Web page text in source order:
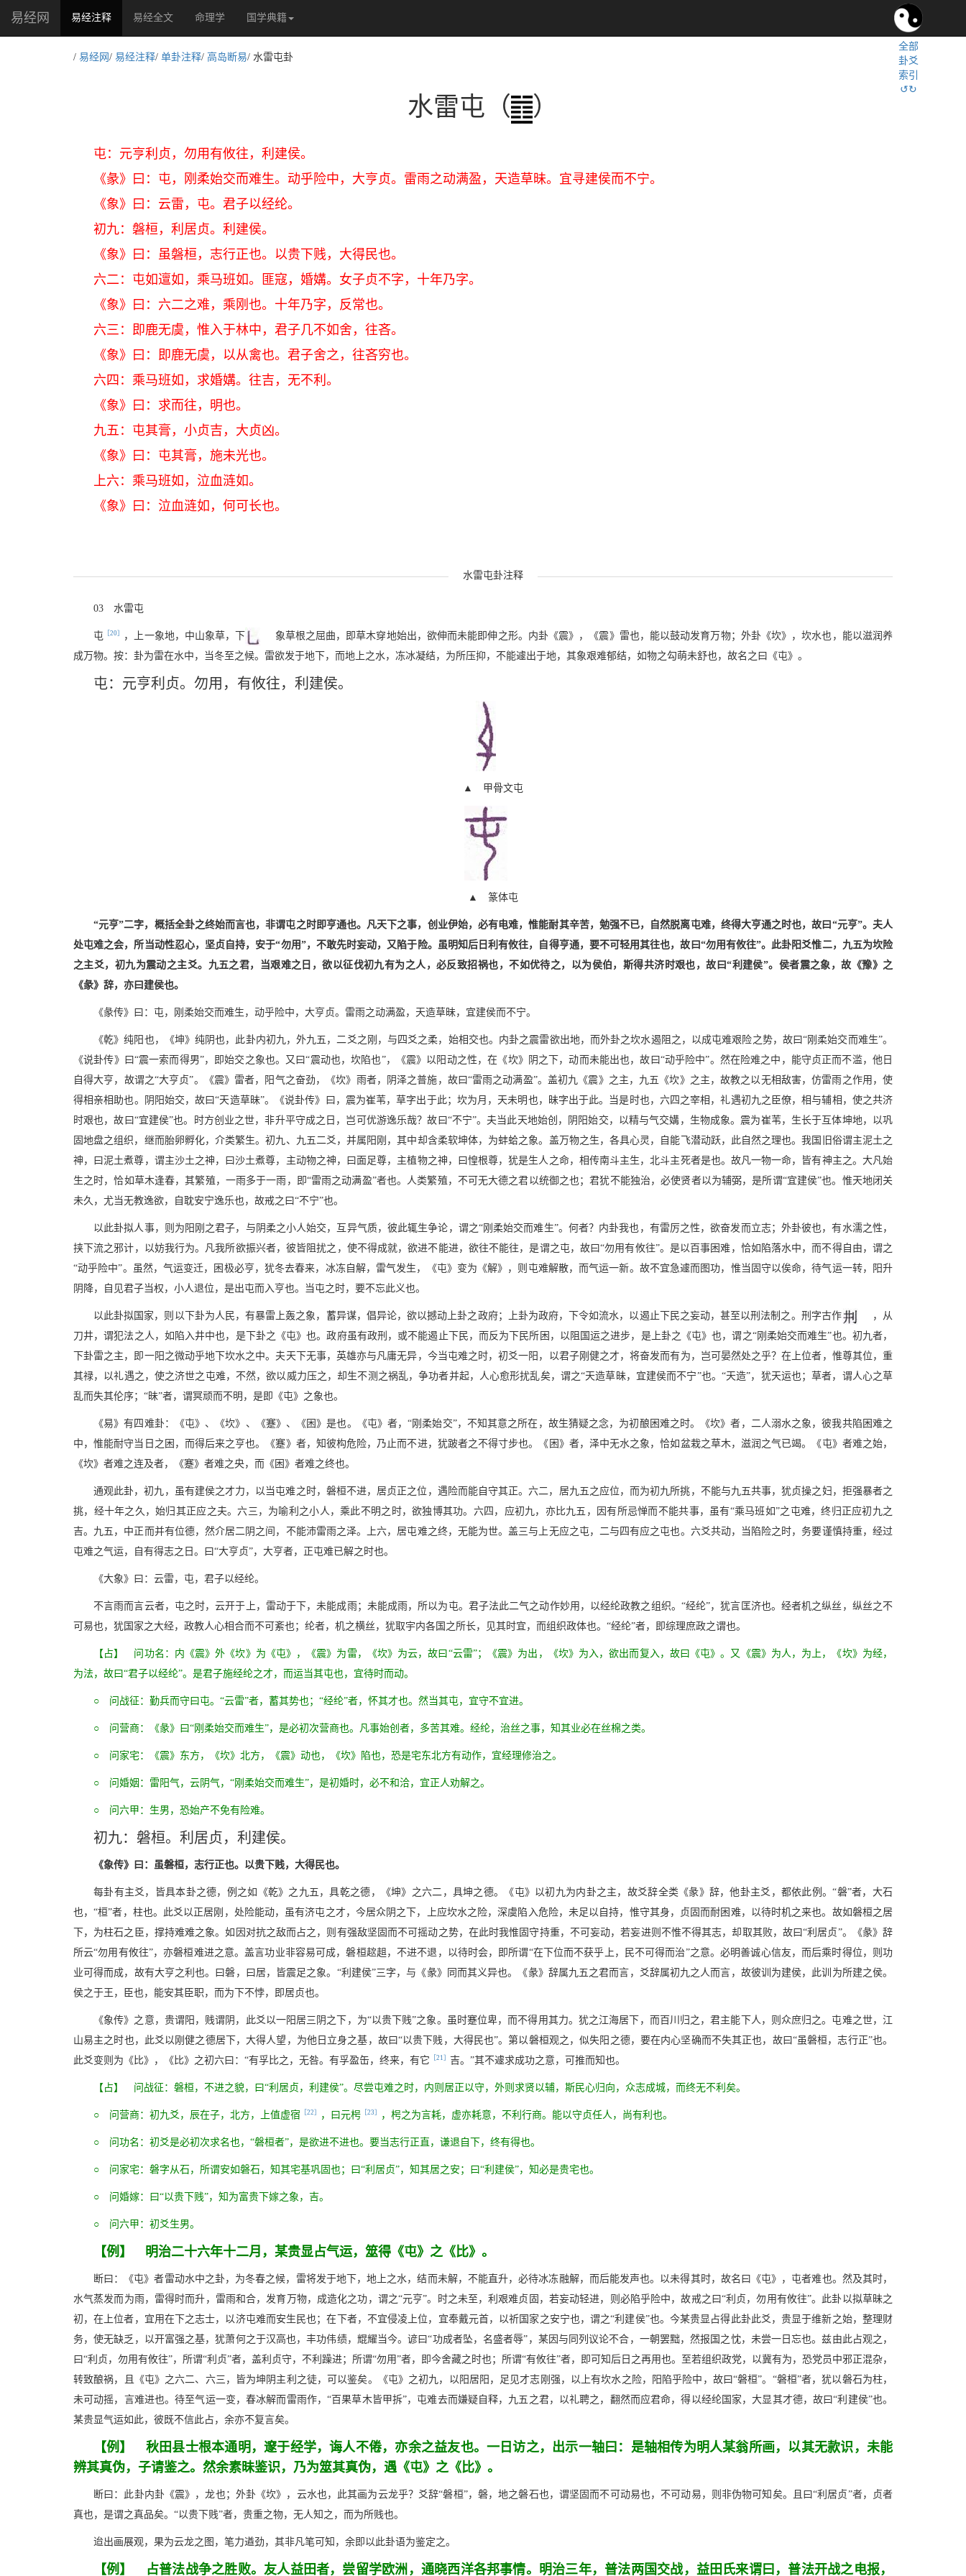
易经网 易经注释(current)易经全文 命理学 国学典籍
全部
卦爻
索引
↺↻
/ 易经网 / 易经注释/ 单卦注释/ 高岛断易/ 水雷屯卦
水雷屯（ ）
屯：元亨利贞，勿用有攸往，利建侯。
《彖》曰：屯，刚柔始交而难生。动乎险中，大亨贞。雷雨之动满盈，天造草昧。宜寻建侯而不宁。
《象》曰：云雷，屯。君子以经纶。
初九：磐桓，利居贞。利建侯。
《象》曰：虽磐桓，志行正也。以贵下贱，大得民也。
六二：屯如邅如，乘马班如。匪寇，婚媾。女子贞不字，十年乃字。
《象》曰：六二之难，乘刚也。十年乃字，反常也。
六三：即鹿无虞，惟入于林中，君子几不如舍，往吝。
《象》曰：即鹿无虞，以从禽也。君子舍之，往吝穷也。
六四：乘马班如，求婚媾。往吉，无不利。
《象》曰：求而往，明也。
九五：屯其膏，小贞吉，大贞凶。
《象》曰：屯其膏，施未光也。
上六：乘马班如，泣血涟如。
《象》曰：泣血涟如，何可长也。
水雷屯卦注释
03 水雷屯
屯 ［20］ ，上一象地，中山象草，下
象草根之屈曲，即草木穿地始出，欲伸而未能即伸之形。内卦《震》，《震》雷也，能以鼓动发育万物；外卦《坎》，坎水也，能以滋润养
成万物。按：卦为雷在水中，当冬至之候。雷欲发于地下，而地上之水，冻冰凝结，为所压抑，不能遽出于地，其象艰难郁结，如物之勾萌未舒也，故名之曰《屯》。
屯：元亨利贞。勿用，有攸往，利建侯。
▲ 甲骨文屯
▲ 篆体屯
“元亨”二字，概括全卦之终始而言也，非谓屯之时即亨通也。凡天下之事，创业伊始，必有电难，惟能耐其辛苦，勉强不已，自然脱离屯难，终得大亨通之时也，故曰“元亨”。夫人
处屯难之会，所当动性忍心，坚贞自持，安于“勿用”，不敢先时妄动，又陷于险。虽明知后日利有攸往，自得亨通，要不可轻用其往也，故曰“勿用有攸往”。此卦阳爻惟二，九五为坎险
之主爻，初九为震动之主爻。九五之君，当艰难之日，欲以征伐初九有为之人，必反致招祸也，不如优待之，以为侯伯，斯得共济时艰也，故曰“利建侯”。侯者震之象，故《豫》之
《彖》辞，亦曰建侯也。
《彖传》曰：屯，刚柔始交而难生，动乎险中，大亨贞。雷雨之动满盈，天造草昧，宜建侯而不宁。
《乾》纯阳也，《坤》纯阴也，此卦内初九，外九五，二爻之刚，与四爻之柔，始相交也。内卦之震雷欲出地，而外卦之坎水遏阻之，以成屯难艰险之势，故曰“刚柔始交而难生”。
《说卦传》曰“震一索而得男”，即始交之象也。又曰“震动也，坎陷也”，《震》以阳动之性，在《坎》阴之下，动而未能出也，故曰“动乎险中”。然在险难之中，能守贞正而不滥，他日
自得大亨，故谓之“大亨贞”。《震》雷者，阳气之奋劲，《坎》雨者，阴泽之普施，故曰“雷雨之动满盈”。盖初九《震》之主，九五《坎》之主，故教之以无相敌害，仿雷雨之作用，使
得相亲相助也。阴阳始交，故曰“天造草昧”。《说卦传》曰，震为崔苇，草字出于此；坎为月，天未明也，昧字出于此。当是时也，六四之宰相，礼遇初九之臣僚，相与辅相，使之共济
时艰也，故曰“宜建侯”也。时方创业之世，非升平守成之日，岂可优游逸乐哉？故曰“不宁”。夫当此天地始创，阴阳始交，以精与气交媾，生物成象。震为崔苇，生长于互体坤地，以巩
固地盘之组织，继而胎卵孵化，介类繁生。初九、九五二爻，并属阳刚，其中却含柔软坤体，为蚌蛤之象。盖万物之生，各具心灵，自能飞潜动跃，此自然之理也。我国旧俗谓主泥土之
神，曰泥土煮尊，谓主沙土之神，曰沙土煮尊，主动物之神，曰面足尊，主植物之神，曰惶根尊，犹是生人之命，相传南斗主生，北斗主死者是也。故凡一物一命，皆有神主之。大凡始
生之时，恰如草木逢春，其繁殖，一雨多于一雨，即“雷雨之动满盈”者也。人类繁殖，不可无大德之君以统御之也；君犹不能独治，必使贤者以为辅弼，是所谓“宜建侯”也。惟天地闭关
未久，尤当无教逸欲，自耽安宁逸乐也，故戒之曰“不宁”也。
以此卦拟人事，则为阳刚之君子，与阴柔之小人始交，互异气质，彼此辄生争论，谓之“刚柔始交而难生”。何者？内卦我也，有雷厉之性，欲奋发而立志；外卦彼也，有水濡之性，
挟下流之邪计，以妨我行为。凡我所欲振兴者，彼皆阻扰之，使不得成就，欲进不能进，欲往不能往，是谓之屯，故曰“勿用有攸往”。是以百事困难，恰如陷落水中，而不得自由，谓之
“动乎险中”。虽然，气运变迁，困极必亨，犹冬去春来，冰冻自解，雷气发生，《屯》变为《解》，则屯难解散，而气运一新。故不宜急遽而图功，惟当固守以俟命，待气运一转，阳升
阴降，自见君子当权，小人退位，是出屯而入亨也。当屯之时，要不忘此义也。
以此卦拟国家，则以下卦为人民，有暴雷上轰之象，蓄异谋，倡异论，欲以撼动上卦之政府；上卦为政府，下令如流水，以遏止下民之妄动，甚至以刑法制之。刑字古作
，从
刀井，谓犯法之人，如陷入井中也，是下卦之《屯》也。政府虽有政刑，或不能遏止下民，而反为下民所困，以阻国运之进步，是上卦之《屯》也，谓之“刚柔始交而难生”也。初九者，
下卦雷之主，即一阳之微动乎地下坎水之中。夫天下无事，英雄亦与凡庸无异，今当屯难之时，初爻一阳，以君子刚健之才，将奋发而有为，岂可晏然处之乎？在上位者，惟尊其位，重
其禄，以礼遇之，使之济世之屯难，不然，欲以威力压之，却生不测之祸乱，争功者并起，人心愈形扰乱矣，谓之“天造草昧，宜建侯而不宁”也。“天造”，犹天运也；草者，谓人心之草
乱而失其伦序；“昧”者，谓冥顽而不明，是即《屯》之象也。
《易》有四难卦：《屯》、《坎》、《蹇》、《困》是也。《屯》者，“刚柔始交”，不知其意之所在，故生猜疑之念，为初酿困难之时。《坎》者，二人溺水之象，彼我共陷困难之
中，惟能耐守当日之困，而得后来之亨也。《蹇》者，知彼构危险，乃止而不进，犹跛者之不得寸步也。《困》者，泽中无水之象，恰如盆栽之草木，滋润之气已竭。《屯》者难之始，
《坎》者难之连及者，《蹇》者难之央，而《困》者难之终也。
通观此卦，初九，虽有建侯之才力，以当屯难之时，磐桓不进，居贞正之位，遇险而能自守其正。六二，居九五之应位，而为初九所挑，不能与九五共事，犹贞操之妇，拒强暴者之
挑，经十年之久，始归其正应之夫。六三，为喻利之小人，乘此不明之时，欲独博其功。六四，应初九，亦比九五，因有所忌惮而不能共事，虽有“乘马班如”之屯难，终归正应初九之
吉。九五，中正而并有位德，然介居二阴之间，不能沛雷雨之泽。上六，居屯难之终，无能为世。盖三与上无应之屯，二与四有应之屯也。六爻共动，当陷险之时，务要谨慎持重，经过
屯难之气运，自有得志之日。曰“大亨贞”，大亨者，正屯难已解之时也。
《大象》曰：云雷，屯，君子以经纶。
不言雨而言云者，屯之时，云开于上，雷动于下，未能成雨；未能成雨，所以为屯。君子法此二气之动作妙用，以经纶政教之组织。“经纶”，犹言匡济也。经者机之纵丝，纵丝之不
可易也，犹国家之大经，政教人心相合而不可紊也；纶者，机之横丝，犹取宇内各国之所长，见其时宜，而组织政体也。“经纶”者，即综理庶政之谓也。
【占】 问功名：内《震》外《坎》为《屯》，《震》为雷，《坎》为云，故曰“云雷”；《震》为出，《坎》为入，欲出而复入，故曰《屯》。又《震》为人，为上，《坎》为经，
为法，故曰“君子以经纶”。是君子施经纶之才，而运当其屯也，宜待时而动。
○ 问战征：勤兵而守曰屯。“云雷”者，蓄其势也；“经纶”者，怀其才也。然当其屯，宜守不宜进。
○ 问营商：《彖》曰“刚柔始交而难生”，是必初次营商也。凡事始创者，多苦其难。经纶，治丝之事，知其业必在丝棉之类。
○ 问家宅：《震》东方，《坎》北方，《震》动也，《坎》陷也，恐是宅东北方有动作，宜经理修治之。
○ 问婚姻：雷阳气，云阴气，“刚柔始交而难生”，是初婚时，必不和洽，宜正人劝解之。
○ 问六甲：生男，恐始产不免有险难。
初九：磐桓。利居贞，利建侯。
《象传》曰：虽磐桓，志行正也。以贵下贱，大得民也。
每卦有主爻，皆具本卦之德，例之如《乾》之九五，具乾之德，《坤》之六二，具坤之德。《屯》以初九为内卦之主，故爻辞全类《彖》辞，他卦主爻，都依此例。“磐”者，大石
也，“桓”者，柱也。此爻以正居刚，处险能动，虽有济屯之才，今居众阴之下，上应坎水之险，深虞陷入危险，未足以自持，惟守其身，贞固而耐困难，以待时机之来也。故如磐桓之居
下，为柱石之臣，撑持难难之象。如因对抗之敌而占之，则有强敌坚固而不可摇动之势，在此时我惟固守持重，不可妄动，若妄进则不惟不得其志，却取其败，故曰“利居贞”。《彖》辞
所云“勿用有攸往”，亦磐桓难进之意。盖言功业非容易可成，磐桓趑趄，不进不退，以待时会，即所谓“在下位而不获乎上，民不可得而治”之意。必明善诚心信友，而后乘时得位，则功
业可得而成，故有大亨之利也。曰磐，曰居，皆震足之象。“利建侯”三字，与《彖》同而其义异也。《彖》辞属九五之君而言，爻辞属初九之人而言，故彼训为建侯，此训为所建之侯。
侯之于王，臣也，能安其臣职，而为下不悖，即居贞也。
《象传》之意，贵谓阳，贱谓阴，此爻以一阳居三阴之下，为“以贵下贱”之象。虽时蹇位卑，而不得用其力。犹之江海居下，而百川归之，君主能下人，则众庶归之。屯难之世，江
山易主之时也，此爻以刚健之德居下，大得人望，为他日立身之基，故曰“以贵下贱，大得民也”。第以磐桓观之，似失阳之德，要在内心坚确而不失其正也，故曰“虽磐桓，志行正”也。
此爻变则为《比》，《比》之初六曰：“有孚比之，无咎。有孚盈缶，终来，有它 ［21］ 吉。”其不遽求成功之意，可推而知也。
【占】 问战征：磐桓，不进之貌，曰“利居贞，利建侯”。尽尝屯难之时，内则居正以守，外则求贤以辅，斯民心归向，众志成城，而终无不利矣。
○ 问营商：初九爻，辰在子，北方，上值虚宿 ［22］ ，曰元枵 ［23］ ，枵之为言耗，虚亦耗意，不利行商。能以守贞任人，尚有利也。
○ 问功名：初爻是必初次求名也，“磐桓者”，是欲进不进也。要当志行正直，谦退自下，终有得也。
○ 问家宅：磐字从石，所谓安如磐石，知其宅基巩固也；曰“利居贞”，知其居之安；曰“利建侯”，知必是贵宅也。
○ 问婚嫁：曰“以贵下贱”，知为富贵下嫁之象，吉。
○ 问六甲：初爻生男。
【例】 明治二十六年十二月，某贵显占气运，筮得《屯》之《比》。
断曰：《屯》者雷动水中之卦，为冬春之候，雷将发于地下，地上之水，结而未解，不能直升，必待冰冻融解，而后能发声也。以未得其时，故名曰《屯》，屯者难也。然及其时，
水气蒸发而为雨，雷得时而升，雷雨和合，发育万物，成造化之功，谓之“元亨”。时之未至，利艰难贞固，若妄动轻进，则必陷乎险中，故戒之曰“利贞，勿用有攸往”。此卦以拟草昧之
初，在上位者，宜用在下之志士，以济屯难而安生民也；在下者，不宜侵凌上位，宜奉戴元首，以祈国家之安宁也，谓之“利建侯”也。今某贵显占得此卦此爻，贵显于维新之始，整理财
务，使无缺乏，以开富强之基，犹萧何之于汉高也，丰功伟绩，尡耀当今。谚曰“功成者坠，名盛者辱”，某因与同列议论不合，一朝罢黜，然报国之忱，未尝一日忘也。兹由此占观之，
曰“利贞，勿用有攸往”，所谓“利贞”者，盖利贞守，不利躁进；所谓“勿用”者，即今舍藏之时也；所谓“有攸往”者，即可知后日之再用也。至若组织政党，以冀有为，恐党员中邪正混杂，
转致酿祸，且《屯》之六二、六三，皆为坤阴主利之徒，可以鉴矣。《屯》之初九，以阳居阳，足见才志刚强，以上有坎水之险，阳陷乎险中，故曰“磐桓”。“磐桓”者，犹以磐石为柱，
未可动摇，言难进也。待至气运一变，春冰解而雷雨作，“百果草木皆甲拆”，屯难去而嫌疑自释，九五之君，以礼聘之，翻然而应君命，得以经纶国家，大显其才德，故曰“利建侯”也。
某贵显气运如此，彼既不信此占，余亦不复言矣。
【例】 秋田县士根本通明，邃于经学，诲人不倦，亦余之益友也。一日访之，出示一轴曰：是轴相传为明人某翁所画，以其无款识，未能
辨其真伪，子请鉴之。然余素昧鉴识，乃为筮其真伪，遇《屯》之《比》。
断曰：此卦内卦《震》，龙也；外卦《坎》，云水也，此其画为云龙乎？爻辞“磐桓”，磐，地之磐石也，谓坚固而不可动易也，不可动易，则非伪物可知矣。且曰“利居贞”者，贞者
真也，是谓之真品矣。“以贵下贱”者，贵重之物，无人知之，而为所贱也。
迨出画展观，果为云龙之图，笔力遒劲，其非凡笔可知，余即以此卦语为鉴定之。
【例】 占普法战争之胜败。友人益田者，尝留学欧洲，通晓西洋各邦事情。明治三年，普法两国交战，益田氏来谓曰，普法开战之电报，